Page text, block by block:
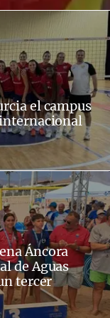
el campus
Áncora
de Aguas
tercer